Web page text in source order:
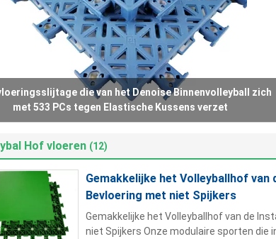
van het Multicourt Geschikte Volleyball Bevloering,
Smellless-het Hof van de Volleyballsport Bevloering
Hof vloeren (12)
Gemakkelijke het Volleyballhof
Bevloering met niet Spijkers
Gemakkelijke het Volleyballhof van de
niet Spijkers Onze modulaire sporten die